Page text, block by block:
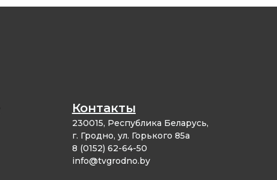
энергоснабжения из-за грозового
Контакты
230015, Республика Беларусь,
г. Гродно, ул. Горького 85а
8 (0152) 62-64-50
info@tvgrodno.by